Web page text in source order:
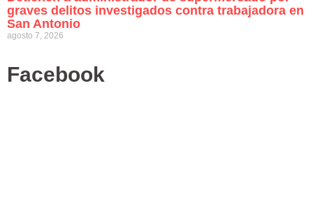
graves delitos investigados contra trabajadora en
San Antonio
agosto 7, 2026
Facebook